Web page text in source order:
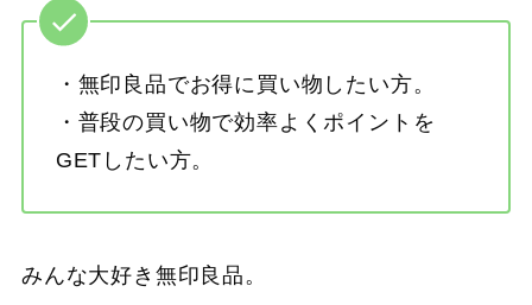
・無印良品でお得に買い物したい方。
・普段の買い物で効率よくポイントを
GETしたい方。
みんな大好き無印良品。